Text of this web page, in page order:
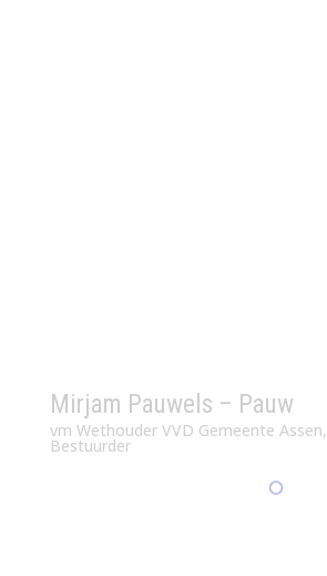
Mirjam Pauwels – Pauw
vm Wethouder VVD Gemeente Assen,
Bestuurder